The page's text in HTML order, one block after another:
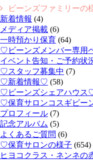
ビーンズファミリーの
新着情報 (4)
メディア掲載 (6)
一時預かり保育 (64)
♡ビーンズメンバー専用
イベント告知・ご予約状
♡スタッフ募集中 (7)
♡新着情報♡ (58)
♡ビーンズシェアハウス
♡保育サロンコスギビー
プロフィール (7)
記念アルバム (5)
よくあるご質問 (6)
♡保育サロンの様子 (654)
ヒヨコクラス・ネンネの